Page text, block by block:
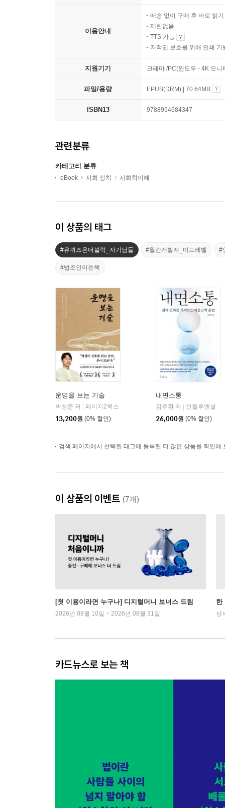
이용안내
배송 없이 구매 후 바로 읽기
제한없음
TTS 가능
저작권 보호를 위해 인쇄 기
지원기기 크레마 /PC(윈도우 - 4K 모
파일/용량 EPUB(DRM) | 70.64MB
ISBN13 9788954684347
관련분류
카테고리 분류
eBook 사회 정치 사회학이해
이 상품의 태그
#유퀴즈온더블럭_자기님들 #월간개발자_미드레벨 #
#법조인이쓴책
운명을 보는 기술
박성준 저 | 페이지2북스
13,200원 (0% 할인)
내면소통
김주환 저 | 인플루엔셜
26,000원 (0% 할인)
검색 페이지에서 선택된 태그에 등록된 더 많은 상품을 확인해
이 상품의 이벤트 (7개)
[첫 이용이라면 누구나] 디지털머니 보너스 드림
2026년 08월 10일 ~ 2026년 08월 31일
한
상
카드뉴스로 보는 책